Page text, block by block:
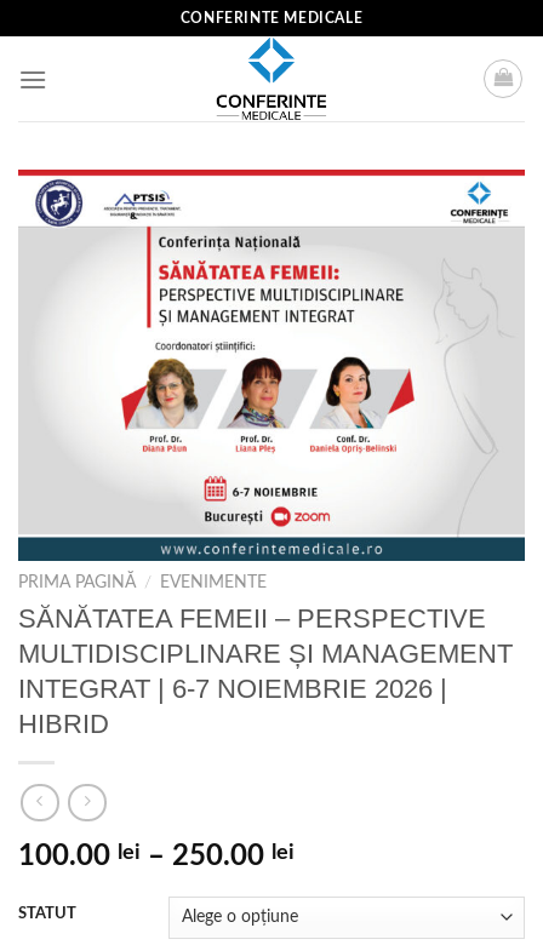
content
CONFERINTE MEDICALE
PRIMA PAGINĂ / EVENIMENTE
SĂNĂTATEA FEMEII – PERSPECTIVE
MULTIDISCIPLINARE ȘI MANAGEMENT
INTEGRAT | 6-7 NOIEMBRIE 2026 |
HIBRID
100.00 lei – 250.00 lei
STATUT